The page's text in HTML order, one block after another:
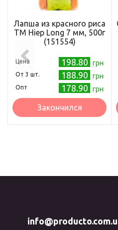
Лапша из красного риса
ТМ Hiep Long 7 мм, 500г
(151554)
Цена 198.80 грн
Oт 3 шт. 188.90 грн
Опт 178.90 грн
Закончился